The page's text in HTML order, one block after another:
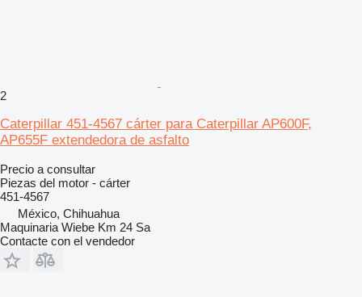
2
Caterpillar 451-4567 cárter para Caterpillar AP600F,
AP655F extendedora de asfalto
Precio a consultar
Piezas del motor - cárter
451-4567
México, Chihuahua
Maquinaria Wiebe Km 24 Sa
Contacte con el vendedor